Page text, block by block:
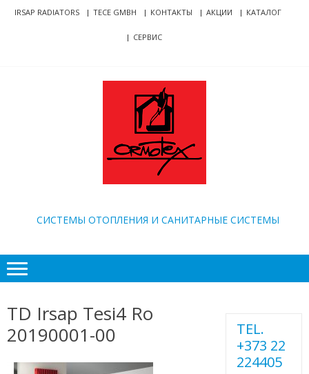
Skip
SkipIRSAP RADIATORS TECE GMBH КОНТАКТЫ АКЦИИ КАТАЛОГ
СЕРВИС
CИСТЕМЫ ОТОПЛЕНИЯ И САНИТАРНЫЕ СИСТЕМЫ
TD Irsap Tesi4 Ro
20190001-00
TEL.
+373 22
224405